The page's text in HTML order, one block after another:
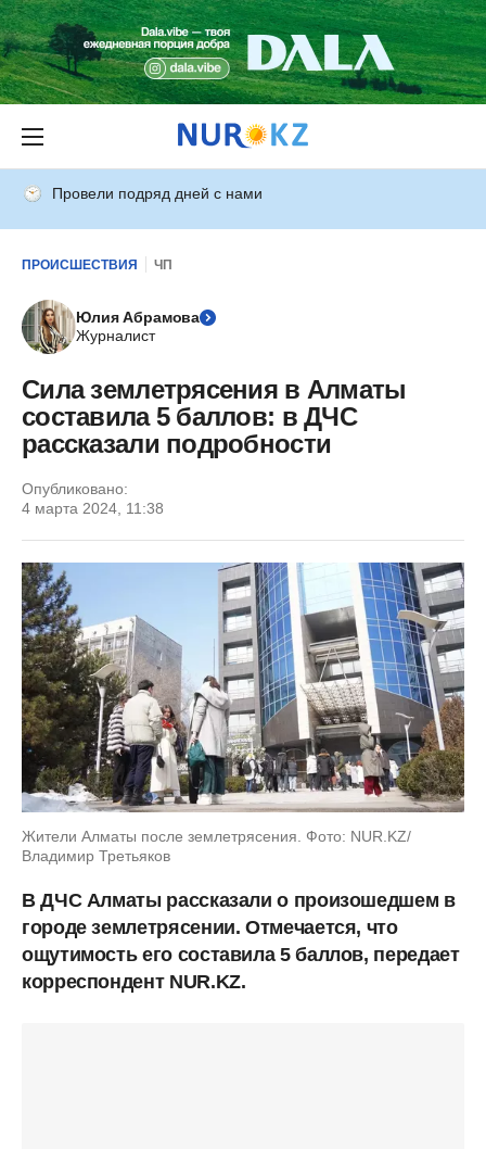
Провели подряд дней с нами
ПРОИСШЕСТВИЯ ЧП
Юлия Абрамова
Журналист
Сила землетрясения в Алматы
составила 5 баллов: в ДЧС
рассказали подробности
Опубликовано:
4 марта 2024, 11:38
Жители Алматы после землетрясения. Фото: NUR.KZ/
Владимир Третьяков
В ДЧС Алматы рассказали о произошедшем в
городе землетрясении. Отмечается, что
ощутимость его составила 5 баллов, передает
корреспондент NUR.KZ.